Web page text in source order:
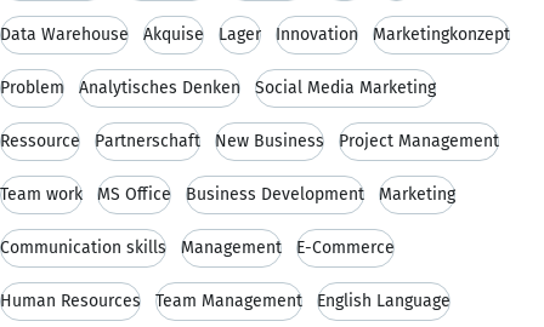
Data Warehouse Akquise Lager Innovation Marketingkonzept
Problem Analytisches Denken Social Media Marketing
Ressource Partnerschaft New Business Project Management
Team work MS Office Business Development Marketing
Communication skills Management E-Commerce
Human Resources Team Management English Language